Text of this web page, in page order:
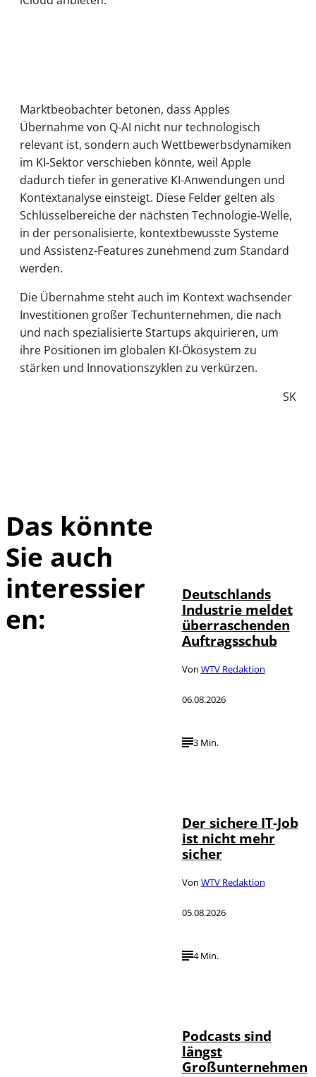
Marktbeobachter betonen, dass Apples
Übernahme von Q-AI nicht nur technologisch
relevant ist, sondern auch Wettbewerbsdynamiken
im KI-Sektor verschieben könnte, weil Apple
dadurch tiefer in generative KI-Anwendungen und
Kontextanalyse einsteigt. Diese Felder gelten als
Schlüsselbereiche der nächsten Technologie-Welle,
in der personalisierte, kontextbewusste Systeme
und Assistenz-Features zunehmend zum Standard
werden.
Die Übernahme steht auch im Kontext wachsender
Investitionen großer Techunternehmen, die nach
und nach spezialisierte Startups akquirieren, um
ihre Positionen im globalen KI-Ökosystem zu
stärken und Innovationszyklen zu verkürzen.
SK
Das könnte
Sie auch
interessier
en:
Deutschlands
Industrie meldet
überraschenden
Auftragsschub
Von WTV Redaktion
06.08.2026
3 Min.
Der sichere IT-Job
ist nicht mehr
sicher
Von WTV Redaktion
05.08.2026
4 Min.
Podcasts sind
längst
Großunternehmen